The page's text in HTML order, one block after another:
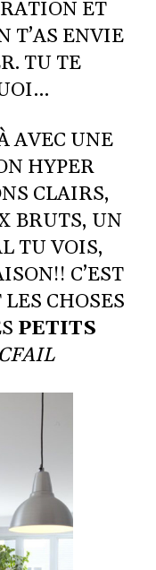
ET
T’AS ENVIE
TU TE
AVEC UNE
HYPER
CLAIRS,
BRUTS, UN
TU VOIS,
C’EST
CHOSES
PETITS